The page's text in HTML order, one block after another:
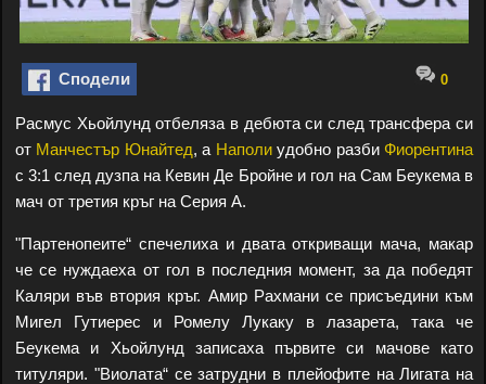
Сподели 0
Расмус Хьойлунд отбеляза в дебюта си след трансфера си
от Манчестър Юнайтед, а Наполиудобно разби Фиорентина
с 3:1 след дузпа на Кевин Де Бройне и гол на Сам Беукема в
мач от третия кръг на Серия А.
"Партенопеите“ спечелиха и двата откриващи мача, макар
че се нуждаеха от гол в последния момент, за да победят
Каляри във втория кръг. Амир Рахмани се присъедини към
Мигел Гутиерес и Ромелу Лукаку в лазарета, така че
Беукема и Хьойлунд записаха първите си мачове като
титуляри. "Виолата“ се затрудни в плейофите на Лигата на